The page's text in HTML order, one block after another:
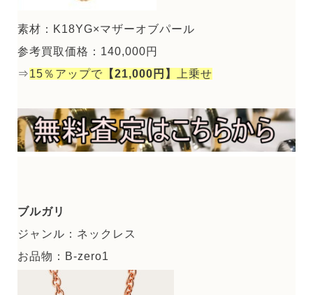
素材：K18YG×マザーオブパール
参考買取価格：140,000円
⇒15％アップで 【21,000円】 上乗せ
ブルガリ
ジャンル：ネックレス
お品物：B-zero1